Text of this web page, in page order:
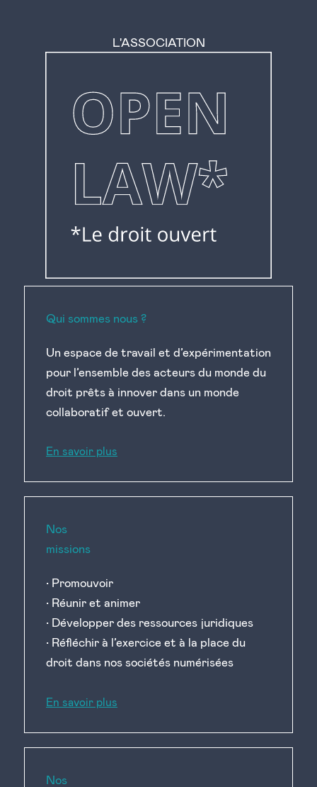
L'ASSOCIATION
Qui sommes nous ?
Un espace de travail et d’expérimentation
pour l’ensemble des acteurs du monde du
droit prêts à innover dans un monde
collaboratif et ouvert.
En savoir plus
Nos
missions
• Promouvoir
• Réunir et animer
• Développer des ressources juridiques
• Réfléchir à l’exercice et à la place du
droit dans nos sociétés numérisées
En savoir plus
Nos